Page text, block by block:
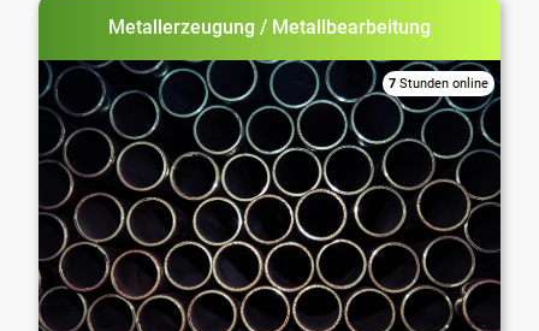
Metallerzeugung / Metallbearbeitung
7 Stunden online